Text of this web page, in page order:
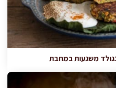
משגעות במחבת